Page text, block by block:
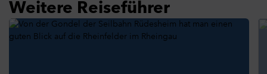
Weitere Reiseführer